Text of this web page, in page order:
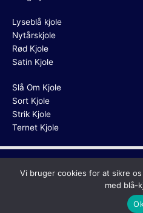
Lyseblå kjole
Nytårskjole
Rød Kjole
Satin Kjole
Slå Om Kjole
Sort Kjole
Strik Kjole
Ternet Kjole
Copyright ©
Vi bruger cookies for at sikre
med blå-